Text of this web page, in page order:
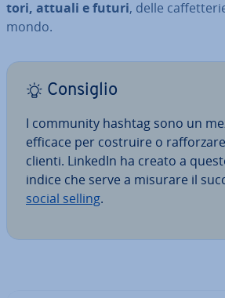
to­ri, attuali e futuri, delle
mondo.
Consiglio
I community hashtag sono un
efficace per costruire o
clienti. LinkedIn ha creato a
indice che serve a misurare il
social selling.